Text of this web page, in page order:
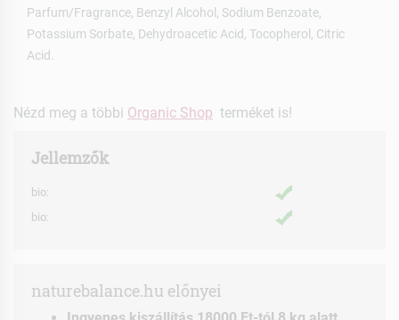
Parfum/Fragrance, Benzyl Alcohol, Sodium Benzoate,
Potassium Sorbate, Dehydroacetic Acid, Tocopherol, Citric
Acid.
Nézd meg a többi Organic Shop terméket is!
Jellemzők
bio:
bio:
naturebalance.hu előnyei